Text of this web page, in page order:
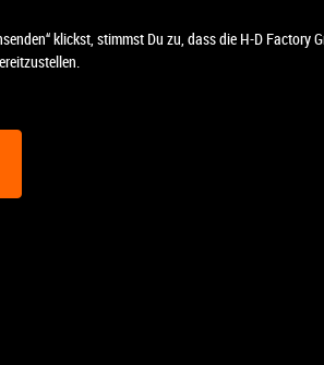
klickst, stimmst Du zu, dass die H-D